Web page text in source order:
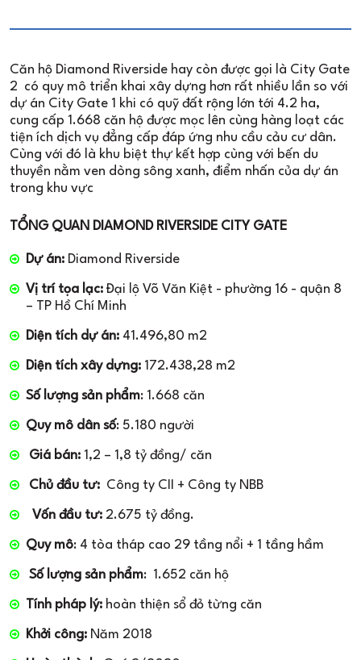
Căn hộ Diamond Riverside hay còn được gọi là City Gate
2 có quy mô triển khai xây dựng hơn rất nhiều lần so với
dự án City Gate 1 khi có quỹ đất rộng lớn tới 4.2 ha,
cung cấp 1.668 căn hộ được mọc lên cùng hàng loạt các
tiện ích dịch vụ đẳng cấp đáp ứng nhu cầu cảu cư dân.
Cùng với đó là khu biệt thự kết hợp cùng với bến du
thuyền nằm ven dòng sông xanh, điểm nhấn của dự án
trong khu vực
TỔNG QUAN DIAMOND RIVERSIDE CITY GATE
Dự án: Diamond Riverside
Vị trí tọa lạc:Đại lộ Võ Văn Kiệt - phường 16 - quận 8
– TP Hồ Chí Minh
Diện tích dự án: 41.496,80 m2
Diện tích xây dựng: 172.438,28 m2
Số lượng sản phẩm: 1.668 căn
Quy mô dân số: 5.180 người
Giá bán: 1,2 – 1,8 tỷ đồng/ căn
Chủ đầu tư: Công ty CII + Công ty NBB
Vốn đầu tư: 2.675 tỷ đồng.
Quy mô: 4 tòa tháp cao 29 tầng nổi + 1 tầng hầm
Số lượng sản phẩm: 1.652 căn hộ
Tính pháp lý: hoàn thiện sổ đỏ từng căn
Khởi công: Năm 2018